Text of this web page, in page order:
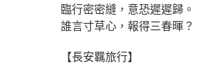
臨行密密縫，意恐遲遲歸。
誰言寸草心，報得三春暉？
【長安羈旅行】